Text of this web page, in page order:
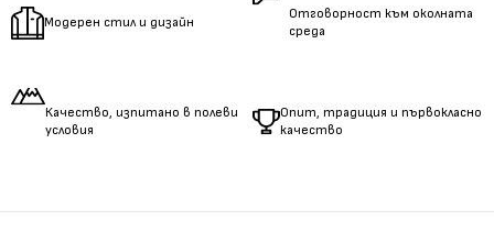
Модерен стил и дизайн
Отговорност към околната
среда
Качество, изпитано в полеви
условия
Опит, традиция и първокласно
качество